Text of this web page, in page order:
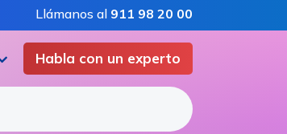
Llámanos al 911 98 20 00
Habla con un experto